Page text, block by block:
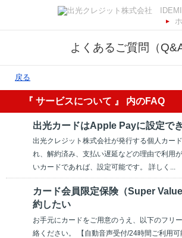
よくあるご質問（Q&A
戻る
『 サービスについて 』 内のFAQ
出光カードはApple Payに設定で
出光クレジット株式会社が発行する個人カー
れ、解約済み、支払い遅延などの理由で利用
いカードであれば、設定可能です。 詳しく...
カード会員限定保険（Super
約したい
お手元にカードをご用意のうえ、以下のフリ
絡ください。 【自動音声受付/24時間ご利用